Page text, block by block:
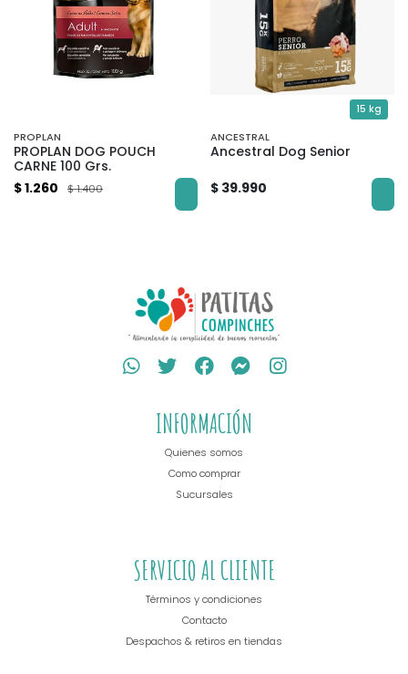
PROPLAN
PROPLAN DOG POUCH
CARNE 100 Grs.
$ 1.260
$ 1.400
15 kg
ANCESTRAL
Ancestral Dog Senior
$ 39.990
INFORMACIÓN
Quienes somos
Como comprar
Sucursales
SERVICIO AL CLIENTE
Términos y condiciones
Contacto
Despachos & retiros en tiendas